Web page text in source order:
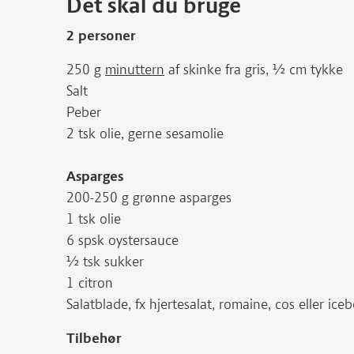
2 personer
250 g minuttern af skinke fra gris, ½ cm tykke
Salt
Peber
2 tsk olie, gerne sesamolie
Asparges
200-250 g grønne asparges
1 tsk olie
6 spsk oystersauce
½ tsk sukker
1 citron
Salatblade, fx hjertesalat, romaine, cos eller
Tilbehør